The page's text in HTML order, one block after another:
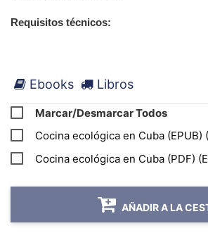
Requisitos técnicos:
Si durante el proceso de instalación
irregularidad, sugerimos contactar por
Centro de Atención al Cliente a través
52877628, o por medio
Ebooks Libros
Marcar/Desmarcar Todos
Cocina ecológica en Cuba (EPUB)
Cocina ecológica en Cuba (PDF)
AÑADIR A LA